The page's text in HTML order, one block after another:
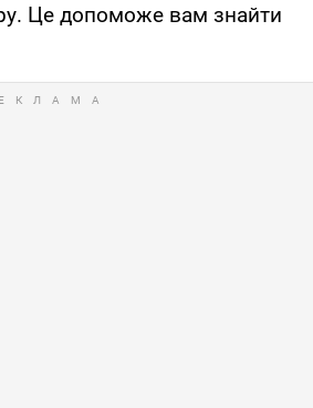
Це допоможе вам знайти